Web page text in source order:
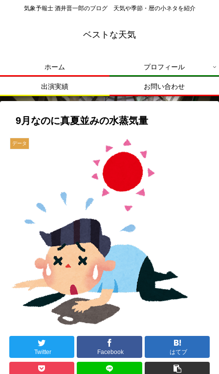
気象予報士 酒井晋一郎のブログ 天気や季節・暦の小ネタを紹介
ベストな天気
ホーム プロフィール
出演実績 お問い合わせ
9月なのに真夏並みの水蒸気量
データ
Twitter Facebook はてブ